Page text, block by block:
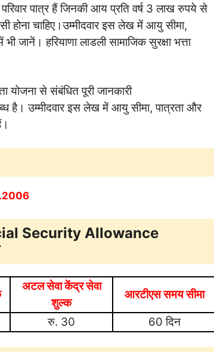
पात्र हैं जिनकी आय प्रति वर्ष 3 लाख रुपये से
होना चाहिए।उम्मीदवार इस लेख में आयु सीमा,
जानें। हरियाणा लाडली सामाजिक सुरक्षा भत्ता
योजना से संबंधित पूरी जानकारी
उम्मीदवार इस लेख में आयु सीमा, पात्रता और
Security Allowance
अटल सेवा केंद्र सेवा
शुल्क
आरटीएस समय सीमा
रु. 30 60 दिन